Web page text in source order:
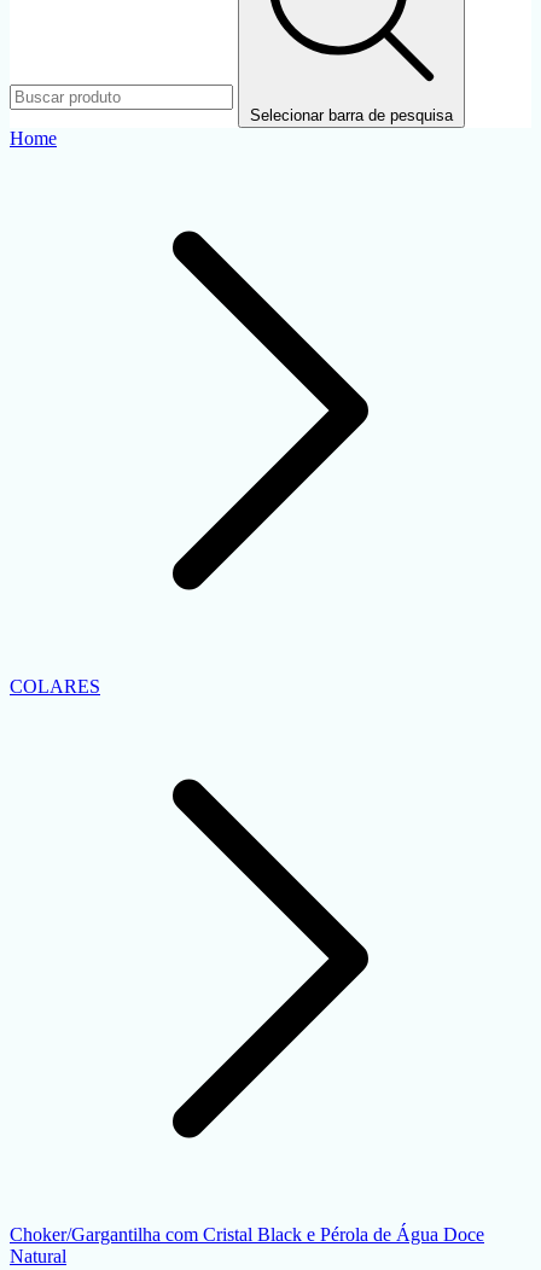
Selecionar barra de pesquisa
Home
COLARES
Choker/Gargantilha com Cristal Black e Pérola de Água Doce
Natural